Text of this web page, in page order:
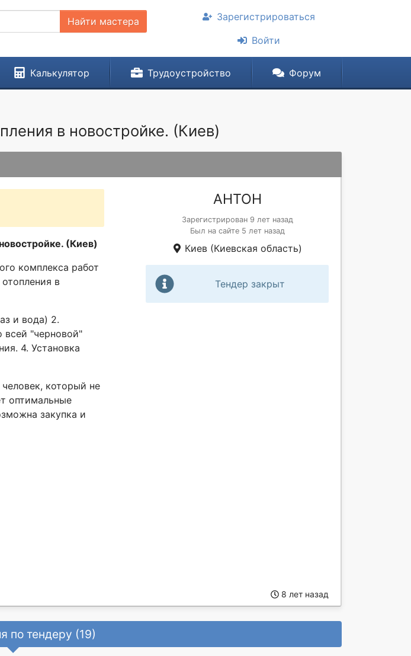
Найти мастера
Зарегистрироваться
Войти
Калькулятор Трудоустройство Форум
в новостройке. (Киев)
(Киев)
комплекса работ
в
и вода) 2.
всей "черновой"
4. Установка
который не
оптимальные
закупка и
АНТОН
Зарегистрирован 9 лет назад
Был на сайте 5 лет назад
Киев (Киевская область)
Тендер закрыт
8 лет назад
по тендеру (19)